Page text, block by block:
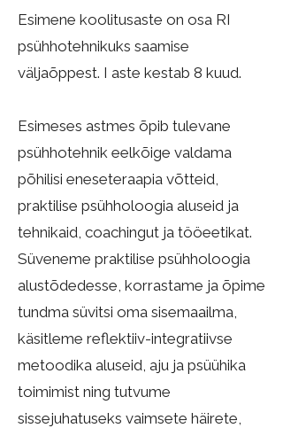
​Esimene koolitusaste on osa RI
psühhotehnikuks saamise
väljaõppest. I aste kestab 8 kuud.
Esimeses astmes õpib tulevane
psühhotehnik eelkõige valdama
põhilisi eneseteraapia võtteid,
praktilise psühholoogia aluseid ja
tehnikaid, coachingut ja tööeetikat.
Süveneme praktilise psühholoogia
alustõdedesse, korrastame ja õpime
tundma süvitsi oma sisemaailma,
käsitleme reflektiiv-integratiivse
metoodika aluseid, aju ja psüühika
toimimist ning tutvume
sissejuhatuseks vaimsete häirete,